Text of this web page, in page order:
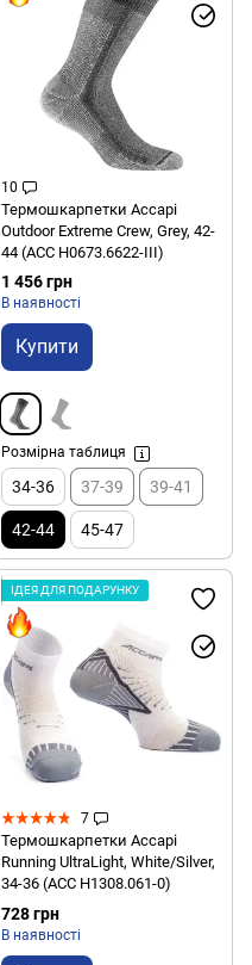
10
Термошкарпетки Accapi
Outdoor Extreme Crew, Grey, 42-
44 (ACC H0673.6622-III)
1 456 грн
В наявності
Купити
Розмірна таблиця
34-36 37-39 39-41
42-44 45-47
ІДЕЯ ДЛЯ ПОДАРУНКУ
7
Термошкарпетки Accapi
Running UltraLight, White/Silver,
34-36 (ACC H1308.061-0)
728 грн
В наявності